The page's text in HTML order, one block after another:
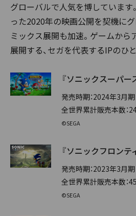
グローバルで人気を博しています
った2020年の映画公開を契機に
ミックス展開も加速。ゲームから
展開する、セガを代表するIPのひ
『ソニックスーパー
発売時期：2024年3月期
全世界累計販売本数：
©SEGA
『ソニックフロンテ
発売時期：2023年3月期
全世界累計販売本数：
©SEGA